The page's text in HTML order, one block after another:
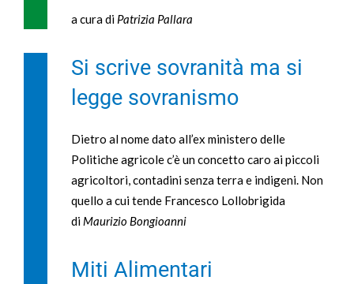
a cura di Patrizia Pallara
Si scrive sovranità ma si
legge sovranismo
Dietro al nome dato all’ex ministero delle
Politiche agricole c’è un concetto caro ai piccoli
agricoltori, contadini senza terra e indigeni. Non
quello a cui tende Francesco Lollobrigida
di Maurizio Bongioanni
Miti Alimentari